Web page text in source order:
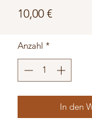
10,00 €Preis
Anzahl *
In den